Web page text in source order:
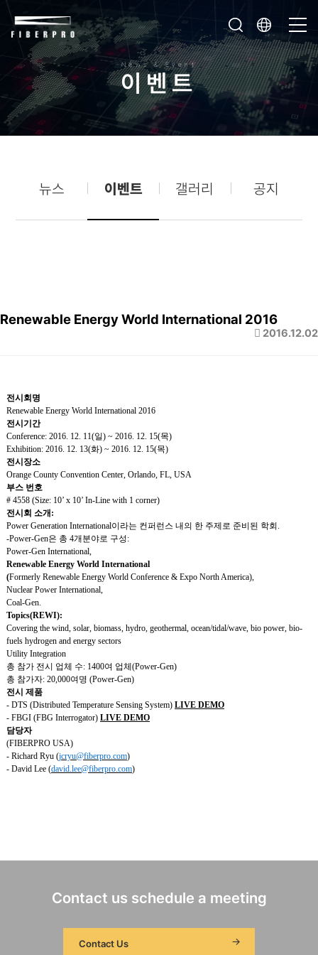
News & Event
이벤트
뉴스 이벤트 갤러리 공지
Renewable Energy World International 2016
2016.12.02
전시회명
Renewable Energy World International 2016
전시기간
Conference: 2016. 12. 11(일) ~ 2016. 12. 15(목)
Exhibition: 2016. 12. 13(화) ~ 2016. 12. 15(목)
전시장소
Orange County Convention Center, Orlando, FL, USA
부스 번호
# 4558 (Size: 10’ x 10’ In-Line with 1 corner)
전시회 소개:
Power Generation International이라는 컨퍼런스 내의 한 주제로 준비된 학회
-Power-Gen은 총 4개분야로 구성:
Power-Gen International,
Renewable Energy World International
(Formerly Renewable Energy World Conference & Expo North America),
Nuclear Power International,
Coal-Gen.
Topics(REWI):
Covering the wind, solar, biomass, hydro, geothermal, ocean/tidal/wave, bio power, bio-
fuels hydrogen and energy sectors
Utility Integration
총 참가 전시 업체 수: 1400여 업체(Power-Gen)
총 참가자: 20,000여명 (Power-Gen)
전시 제품
- DTS (Distributed Temperature Sensing System) LIVE DEMO
- FBGI (FBG Interrogator) LIVE DEMO
담당자
(FIBERPRO USA)
- Richard Ryu (jcryu@fiberpro.com)
- David Lee (david.lee@fiberpro.com)
Contact us schedule a meeting
Contact Us